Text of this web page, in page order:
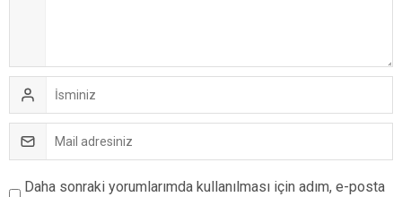
Daha sonraki yorumlarımda kullanılması için adım, e-posta